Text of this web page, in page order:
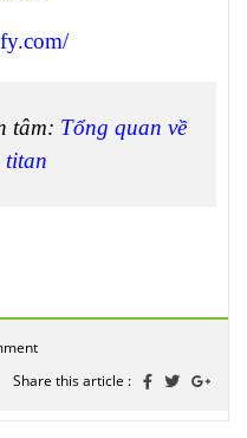
tâm: Tổng quan về
titan
Share this article :